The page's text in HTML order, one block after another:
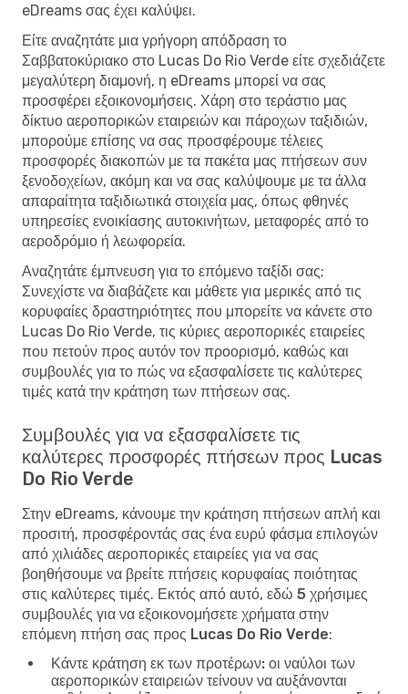
eDreams σας έχει καλύψει.
Είτε αναζητάτε μια γρήγορη απόδραση το
Σαββατοκύριακο στο Lucas Do Rio Verde είτε σχεδιάζετε
μεγαλύτερη διαμονή, η eDreams μπορεί να σας
προσφέρει εξοικονομήσεις. Χάρη στο τεράστιο μας
δίκτυο αεροπορικών εταιρειών και πάροχων ταξιδιών,
μπορούμε επίσης να σας προσφέρουμε τέλειες
προσφορές διακοπών με τα πακέτα μας πτήσεων συν
ξενοδοχείων, ακόμη και να σας καλύψουμε με τα άλλα
απαραίτητα ταξιδιωτικά στοιχεία μας, όπως φθηνές
υπηρεσίες ενοικίασης αυτοκινήτων, μεταφορές από το
αεροδρόμιο ή λεωφορεία.
Αναζητάτε έμπνευση για το επόμενο ταξίδι σας;
Συνεχίστε να διαβάζετε και μάθετε για μερικές από τις
κορυφαίες δραστηριότητες που μπορείτε να κάνετε στο
Lucas Do Rio Verde, τις κύριες αεροπορικές εταιρείες
που πετούν προς αυτόν τον προορισμό, καθώς και
συμβουλές για το πώς να εξασφαλίσετε τις καλύτερες
τιμές κατά την κράτηση των πτήσεων σας.
Συμβουλές για να εξασφαλίσετε τις
καλύτερες προσφορές πτήσεων προς Lucas
Do Rio Verde
Στην eDreams, κάνουμε την κράτηση πτήσεων απλή και
προσιτή, προσφέροντάς σας ένα ευρύ φάσμα επιλογών
από χιλιάδες αεροπορικές εταιρείες για να σας
βοηθήσουμε να βρείτε πτήσεις κορυφαίας ποιότητας
στις καλύτερες τιμές. Εκτός από αυτό, εδώ 5 χρήσιμες
συμβουλές για να εξοικονομήσετε χρήματα στην
επόμενη πτήση σας προς Lucas Do Rio Verde:
Κάντε κράτηση εκ των προτέρων: οι ναύλοι των
αεροπορικών εταιρειών τείνουν να αυξάνονται